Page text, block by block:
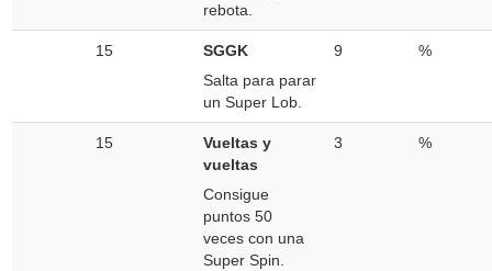
rebota.
15
SGGK
Salta para parar
un Super Lob.
9 %
15
Vueltas y
vueltas
Consigue
puntos 50
veces con una
Super Spin.
3 %